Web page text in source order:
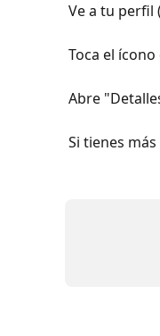
Ve a tu perfil
Toca el
Abre
Si tienes